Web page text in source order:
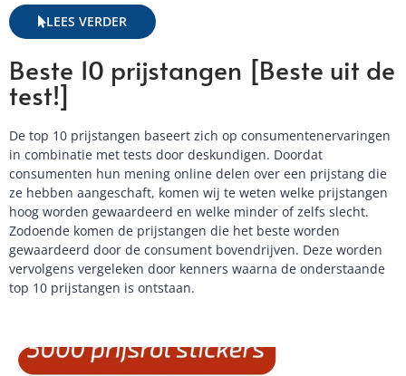
LEES VERDER
Beste 10 prijstangen [Beste uit de
test!]
De top 10 prijstangen baseert zich op consumentenervaringen
in combinatie met tests door deskundigen. Doordat
consumenten hun mening online delen over een prijstang die
ze hebben aangeschaft, komen wij te weten welke prijstangen
hoog worden gewaardeerd en welke minder of zelfs slecht.
Zodoende komen de prijstangen die het beste worden
gewaardeerd door de consument bovendrijven. Deze worden
vervolgens vergeleken door kenners waarna de onderstaande
top 10 prijstangen is ontstaan.